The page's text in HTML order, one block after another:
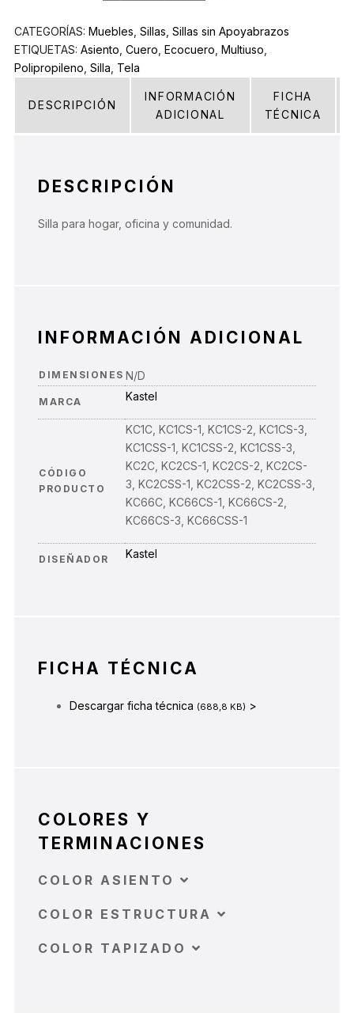
CATEGORÍAS: Muebles Sillas Sillas sin Apoyabrazos
ETIQUETAS: Asiento Cuero Ecocuero Multiuso
Polipropileno Silla Tela
DESCRIPCIÓN
INFORMACIÓN
ADICIONAL
FICHA
TÉCNICA
DESCRIPCIÓN
Silla para hogar, oficina y comunidad.
INFORMACIÓN ADICIONAL
DIMENSIONES N/D
MARCA Kastel
CÓDIGO
PRODUCTO
KC1C, KC1CS-1, KC1CS-2, KC1CS-3,
KC1CSS-1, KC1CSS-2, KC1CSS-3,
KC2C, KC2CS-1, KC2CS-2, KC2CS-
3, KC2CSS-1, KC2CSS-2, KC2CSS-3,
KC66C, KC66CS-1, KC66CS-2,
KC66CS-3, KC66CSS-1
DISEÑADOR Kastel
FICHA TÉCNICA
Descargar ficha técnica (688,8 KB) >
COLORES Y
TERMINACIONES
COLOR ASIENTO
COLOR ESTRUCTURA
COLOR TAPIZADO